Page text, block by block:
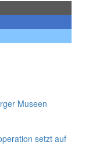
Museen
setzt auf